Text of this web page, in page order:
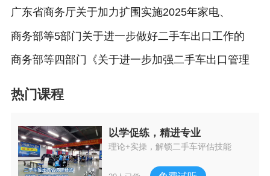
广东省商务厅关于加力扩围实施2025年家电、
商务部等5部门关于进一步做好二手车出口工作的
商务部等四部门《关于进一步加强二手车出口管理
热门课程
以学促练，精进专业
理论+实操，解锁二手车评估技能